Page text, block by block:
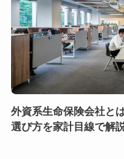
外資系生命保険会社と
選び方を家計目線で解